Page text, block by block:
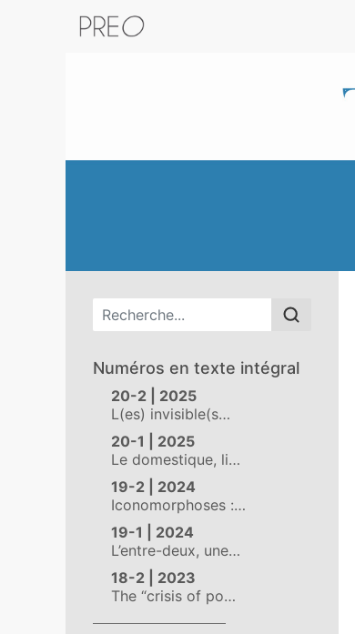
Menu principal
Numéros en texte intégral
20-2 | 2025
L(es) invisible(s…
20-1 | 2025
Le domestique, li…
19-2 | 2024
Iconomorphoses :…
19-1 | 2024
L’entre-deux, une…
18-2 | 2023
The “crisis of po…